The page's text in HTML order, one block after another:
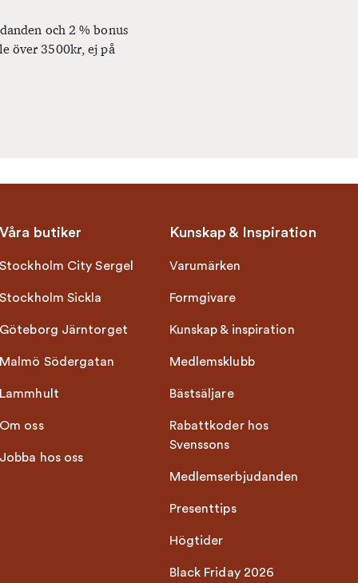
och 2 % bonus
över 3500kr, ej på
Våra butiker
Stockholm City Sergel
Stockholm Sickla
Göteborg Järntorget
Malmö Södergatan
Lammhult
Om oss
Jobba hos oss
Kunskap & Inspiration
Varumärken
Formgivare
Kunskap & inspiration
Medlemsklubb
Bästsäljare
Rabattkoder hos
Svenssons
Medlemserbjudanden
Presenttips
Högtider
Black Friday 2026